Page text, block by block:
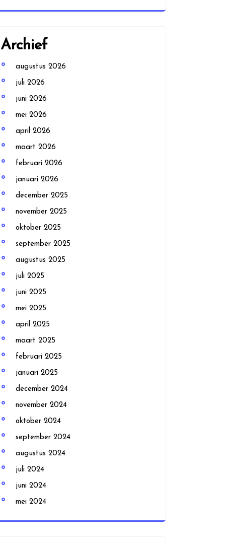
Archief
augustus 2026
juli 2026
juni 2026
mei 2026
april 2026
maart 2026
februari 2026
januari 2026
december 2025
november 2025
oktober 2025
september 2025
augustus 2025
juli 2025
juni 2025
mei 2025
april 2025
maart 2025
februari 2025
januari 2025
december 2024
november 2024
oktober 2024
september 2024
augustus 2024
juli 2024
juni 2024
mei 2024